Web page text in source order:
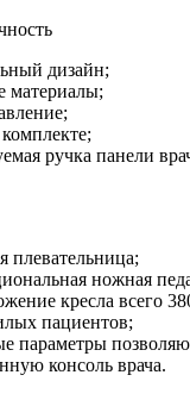
дизайн;
материалы;
ручка панели
плевательница;
ножная
кресла всего
пациентов;
параметры
консоль врача.